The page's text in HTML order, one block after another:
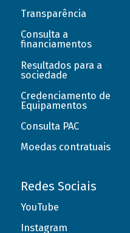
Transparência
Consulta a
financiamentos
Resultados para a
sociedade
Credenciamento de
Equipamentos
Consulta PAC
Moedas contratuais
Redes Sociais
YouTube
Instagram